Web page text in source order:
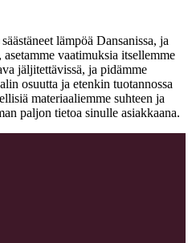
lämpöä Dansanissa, ja
vaatimuksia itsellemme
jäljitettävissä, ja pidämme
osuutta ja etenkin tuotannossa
materiaaliemme suhteen ja
paljon tietoa sinulle asiakkaana.